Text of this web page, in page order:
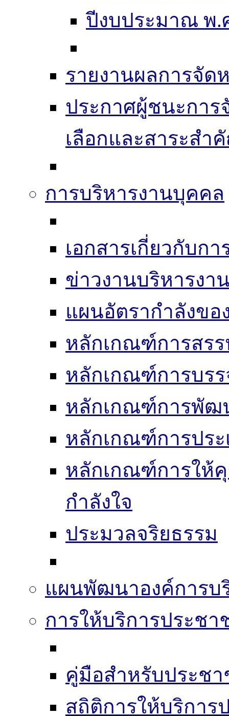
ปีงบประมาณ พ.
รายงานผลการจั
ประกาศผู้ชนะการ
เลือกและสาระส
การบริหารงานบุคคล
เอกสารเกี่ยวกับก
ข่าวงานบริหารงา
แผนอัตรากำลังขอ
หลักเกณฑ์การสร
หลักเกณฑ์การบร
หลักเกณฑ์การพัฒ
หลักเกณฑ์การปร
หลักเกณฑ์การให้
กำลังใจ
ประมวลจริยธรรม
แผนพัฒนาองค์การบ
การให้บริการประชา
คู่มือสำหรับประช
สถิติการให้บริการ